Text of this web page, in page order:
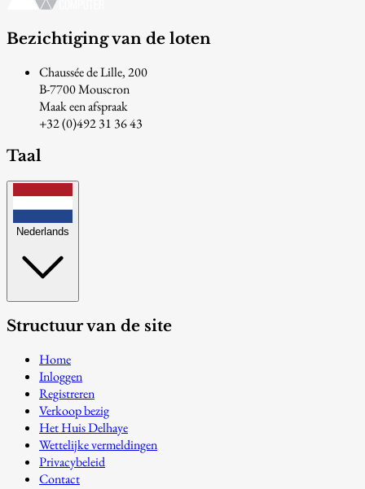
Bezichtiging van de loten
Chaussée de Lille, 200
B-7700 Mouscron
Maak een afspraak
+32 (0)492 31 36 43
Taal
Nederlands
Structuur van de site
Home
Inloggen
Registreren
Verkoop bezig
Het Huis Delhaye
Wettelijke vermeldingen
Privacybeleid
Contact